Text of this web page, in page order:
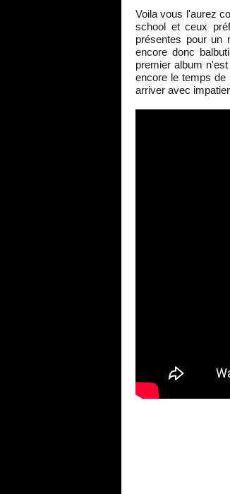
Voila vous l'aurez
school et ceux
présentes pour un
encore donc
premier album
encore le temps de
arriver avec